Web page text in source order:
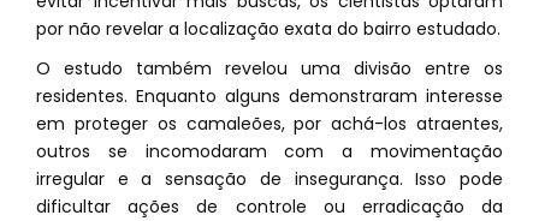
por não revelar a localização exata do bairro estudado.
O estudo também revelou uma divisão entre os
residentes. Enquanto alguns demonstraram interesse
em proteger os camaleões, por achá-los atraentes,
outros se incomodaram com a movimentação
irregular e a sensação de insegurança. Isso pode
dificultar ações de controle ou erradicação da